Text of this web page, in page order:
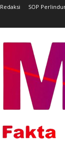
Redaksi SOP